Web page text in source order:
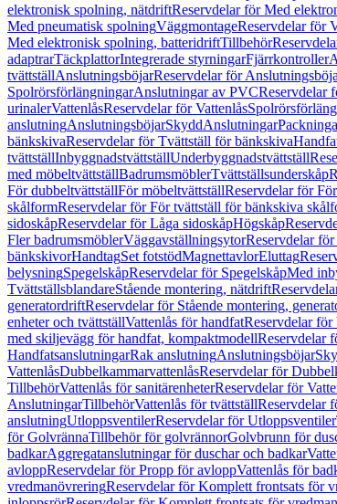
elektronisk spolning, nätdriftReservdelar för Med
Med pneumatisk spolningVäggmontageReservdelar för
Med elektronisk spolning, batteridriftTillbehör
adaptrarTäckplattorIntegrerade styrningarFjärrkontroller
tvättställAnslutningsböjarReservdelar för
SpolrörsförlängningarAnslutningar av PVCReservdelar
urinalerVattenlåsReservdelar för Vattenlås
anslutningAnslutningsböjarSkyddAnslutningar
bänkskivaReservdelar för Tvättställ för bänkskiva
tvättställInbyggnadstvättställUnderbyggnadstvättställ
med möbeltvättställBadrumsmöblerTvättställsunderskåp
För dubbeltvättställFör möbeltvättställReservdelar för
skålformReservdelar för För tvättställ för bänkskiva
sidoskåpReservdelar för Låga sidoskåpHögskåp
Fler badrumsmöblerVäggavställningsytorReservdelar
bänkskivorHandtagSet fotstödMagnettavlorEluttag
belysningSpegelskåpReservdelar för SpegelskåpMed
TvättställsblandareStående montering, nätdrift
generatordriftReservdelar för Stående montering,
enheter och tvättställVattenlås för handfatReservdelar för
med skiljevägg för handfat, kompaktmodellReservdelar
HandfatsanslutningarRak anslutningAnslutningsböjar
VattenlåsDubbelkammarvattenlåsReservdelar för
TillbehörVattenlås för sanitärenheterReservdelar för
AnslutningarTillbehörVattenlås för tvättställReservdelar
anslutningUtloppsventilerReservdelar för Utloppsventiler
för GolvrännaTillbehör för golvrännorGolvbrunn för
badkarAggregatanslutningar för duschar och badkar
avloppReservdelar för Propp för avloppVattenlås för
vredmanövreringReservdelar för Komplett frontsats för